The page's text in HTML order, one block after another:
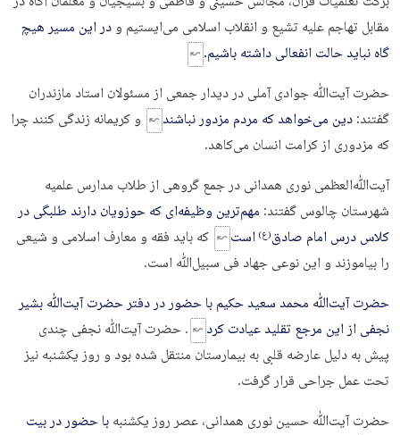
مقابل تهاجم علیه تشیع و انقلاب اسلامی می‌ایستیم ودر این مسیر هیچ
گاه نباید حالت انفعالی داشته باشیم.
حضرت آیت‌ﷲ جوادی آملی در دیدار جمعی از مسئولان استاد مازندران
گفتند:دین می‌خواهد که مردم مزدور نباشند
و کریمانه زندگی کنند چرا
که مزدوری از کرامت انسان می‌کاهد.
آیت‌ﷲ‌العظمی نوری همدانی در جمع گروهی از طلاب مدارس علمیه
شهرستان چالوس گفتند: مهم‌ترین وظیفه‌ای که حوزویان دارند طلبگی در
کلاس درس امام صادق(ع) است
که باید فقه و معارف اسلامی و شیعی
را بیاموزند و این نوعی جهاد فی سبیل‌ﷲ است.
حضرت آیت‌ﷲ محمد سعید حکیم با حضور در دفتر حضرت آیت‌ﷲ بشیر
نجفی از این مرجع تقلید عیادت کرد
. حضرت آیت‌ﷲ نجفی چندی
پیش به دلیل عارضه قلبی به بیمارستان منتقل شده بود و روز یکشنبه نیز
تحت عمل جراحی قرار گرفت.
حضرت آیت‌ﷲ حسین نوری همدانی، عصر روز یکشنبهبا حضور در بیت